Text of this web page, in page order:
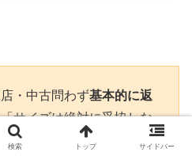
・中古問わず基本的に返
サイズは絶対に妥協しな
」のが最大の防衛策で
検索 トップ サイドバー